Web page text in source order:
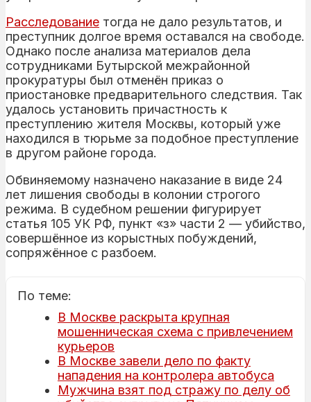
Расследование тогда не дало результатов, и
преступник долгое время оставался на свободе.
Однако после анализа материалов дела
сотрудниками Бутырской межрайонной
прокуратуры был отменён приказ о
приостановке предварительного следствия. Так
удалось установить причастность к
преступлению жителя Москвы, который уже
находился в тюрьме за подобное преступление
в другом районе города.
Обвиняемому назначено наказание в виде 24
лет лишения свободы в колонии строгого
режима. В судебном решении фигурирует
статья 105 УК РФ, пункт «з» части 2 — убийство,
совершённое из корыстных побуждений,
сопряжённое с разбоем.
По теме:
В Москве раскрыта крупная
мошенническая схема с привлечением
курьеров
В Москве завели дело по факту
нападения на контролера автобуса
Мужчина взят под стражу по делу об